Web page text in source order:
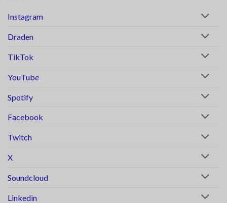
Instagram
Draden
TikTok
YouTube
Spotify
Facebook
Twitch
X
Soundcloud
Linkedin